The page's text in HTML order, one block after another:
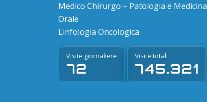
Medico Chirurgo – Patologia e Medicina
Orale
Linfologia Oncologica
Visite giornaliere
72
Visite totali
745.321